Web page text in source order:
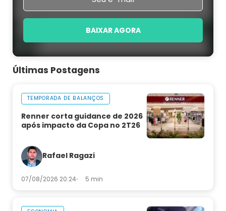
BAIXAR AGORA
Últimas Postagens
TEMPORADA DE BALANÇOS
Renner corta guidance de 2026
após impacto da Copa no 2T26
Rafael Ragazi
07/08/2026 20:24 5 min